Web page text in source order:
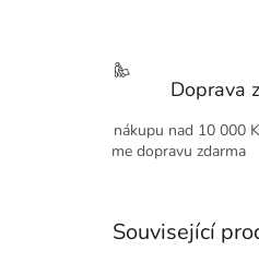
Doprava
Při nákupu nad 10 000
máme dopravu zdarma
Související